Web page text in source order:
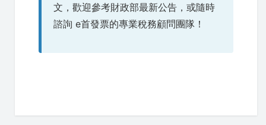
文，歡迎參考財政部最新公告，或隨時
諮詢 e首發票的專業稅務顧問團隊！